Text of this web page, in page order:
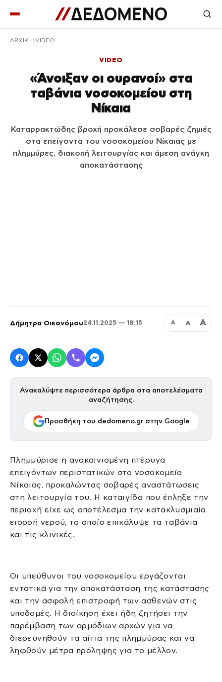
ΑΡΧΙΚΉ VIDEO
VIDEO
«Άνοιξαν οι ουρανοί» στα
ταβάνια νοσοκομείου στη
Νίκαια
Καταρρακτώδης βροχή προκάλεσε σοβαρές ζημιές
στα επείγοντα του νοσοκομείου Νίκαιας με
πλημμύρες, διακοπή λειτουργίας και άμεση ανάγκη
αποκατάστασης
Δήμητρα Οικονόμου24.11.2025 — 18:15 Α Α Α
Ανακαλύψτε περισσότερα άρθρα στα αποτελέσματα
αναζήτησης.
Προσθήκη του dedomeno.gr στην Google
Πλημμύρισε η ανακαινισμένη πτέρυγα
επειγόντων περιστατικών στο νοσοκομείο
Νίκαιας, προκαλώντας σοβαρές αναστάτωσεις
στη λειτουργία του. Η καταιγίδα που έπληξε την
περιοχή είχε ως αποτέλεσμα την κατακλυσμιαία
εισροή νερού, το οποίο επικάλυψε τα ταβάνια
και τις κλινικές.
Οι υπεύθυνοι του νοσοκομείου εργάζονται
εντατικά για την αποκατάσταση της κατάστασης
και την ασφαλή επιστροφή των ασθενών στις
υποδομές. Η διοίκηση έχει ήδη ζητήσει την
παρέμβαση των αρμόδιων αρχών για να
διερευνηθούν τα αίτια της πλημμύρας και να
ληφθούν μέτρα πρόληψης για το μέλλον.